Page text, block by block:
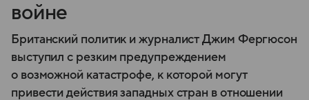
войне
Британский политик и журналист Джим Фергюсон
выступил с резким предупреждением
о возможной катастрофе, к которой могут
привести действия западных стран в отношении